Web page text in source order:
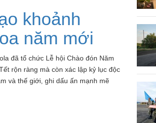
khoảnh
năm mới
đã tổ chức Lễ hội Chào đón Năm
rộn ràng mà còn xác lập kỷ lục độc
và thế giới, ghi dấu ấn mạnh mẽ